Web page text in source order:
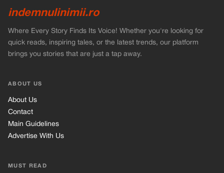
indemnulinimii.ro
Where Every Story Finds Its Voice! Whether you're looking for
quick reads, inspiring tales, or the latest trends, our platform
brings you stories that are just a tap away.
ABOUT US
About Us
Contact
Main Guidelines
Advertise With Us
MUST READ